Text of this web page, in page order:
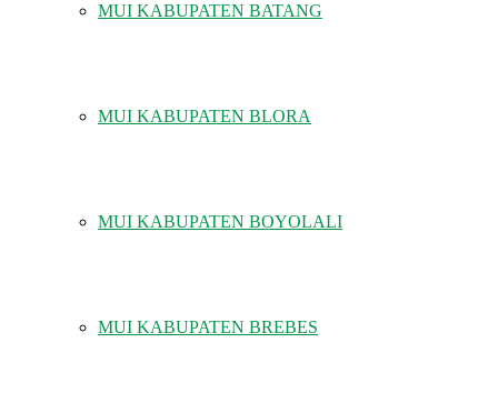
MUI KABUPATEN BATANG
MUI KABUPATEN BLORA
MUI KABUPATEN BOYOLALI
MUI KABUPATEN BREBES